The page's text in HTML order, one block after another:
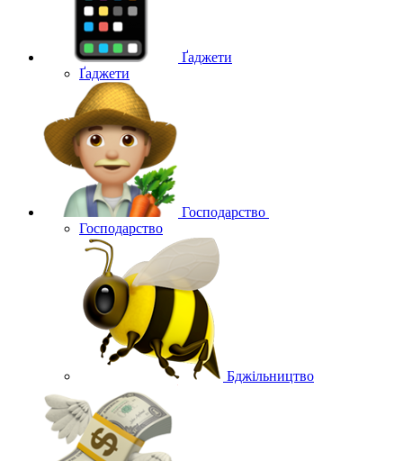
Ґаджети
Ґаджети
Господарство
Господарство
Бджільництво